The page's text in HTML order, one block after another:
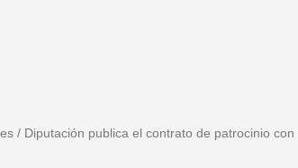
/ Diputación publica el contrato de patrocinio